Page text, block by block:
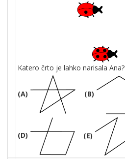
Katero črto je lahko narisala Ana?
(A) (B)
(D) (E)